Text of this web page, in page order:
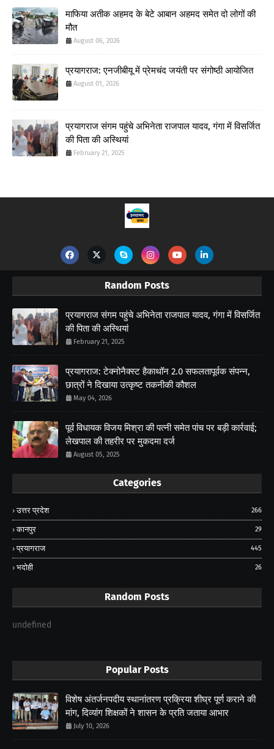
माफिया अतीक अहमद के बेटे आबान अहमद समेत दो लोगों की
मौत
August 06, 2026
प्रयागराज: एनजीबीयू में प्रेमचंद जयंती पर संगोष्ठी आयोजित
August 01, 2026
प्रयागराज संगम पहुंचे अभिनेता राजपाल यादव, गंगा में विसर्जित
की पिता की अस्थियां
February 21, 2025
Random Posts
प्रयागराज संगम पहुंचे अभिनेता राजपाल यादव, गंगा में विसर्जित
की पिता की अस्थियां
February 21, 2025
प्रयागराज: टेक्नोनैक्स्ट हैकाथॉन 2.0 सफलतापूर्वक संपन्न,
छात्रों ने दिखाया उत्कृष्ट तकनीकी कौशल
May 04, 2026
पूर्व विधायक विजय मिश्रा की पत्नी समेत पांच पर बड़ी कार्रवाई;
लेखपाल की तहरीर पर मुकदमा दर्ज
August 05, 2025
Categories
उत्तर प्रदेश 266
कानपुर 29
प्रयागराज 445
भदोही 26
Random Posts
undefined
Popular Posts
विशेष अंतर्जनपदीय स्थानांतरण प्रक्रिया शीघ्र पूर्ण कराने की
मांग, दिव्यांग शिक्षकों ने शासन के प्रति जताया आभार
July 10, 2026